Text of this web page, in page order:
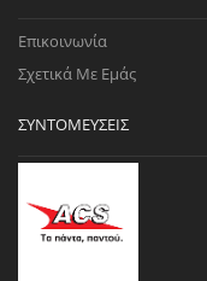
Επικοινωνία
Σχετικά Με Εμάς
ΣΥΝΤΟΜΕΎΣΕΙΣ